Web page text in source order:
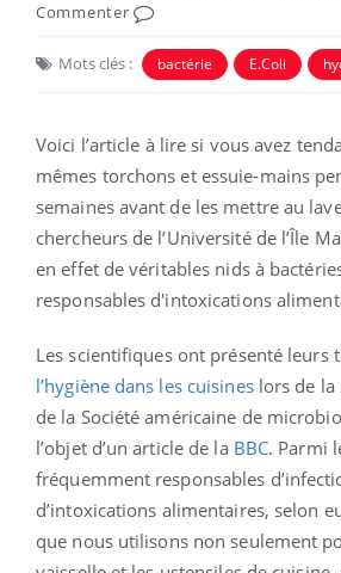
Commenter
Mots clés : bactérie E.Coli
Voici l’article à lire si vous avez
mêmes torchons et essuie-mains
semaines avant de les mettre au
chercheurs de l’Université de l’Île
en effet de véritables nids à
responsables d'intoxications
Les scientifiques ont présenté leurs
l’hygiène dans les cuisineslors de la
de la Société américaine de
l’objet d’un article de la BBC. Parmi
fréquemment responsables
d’intoxications alimentaires, selon
que nous utilisons non seulement